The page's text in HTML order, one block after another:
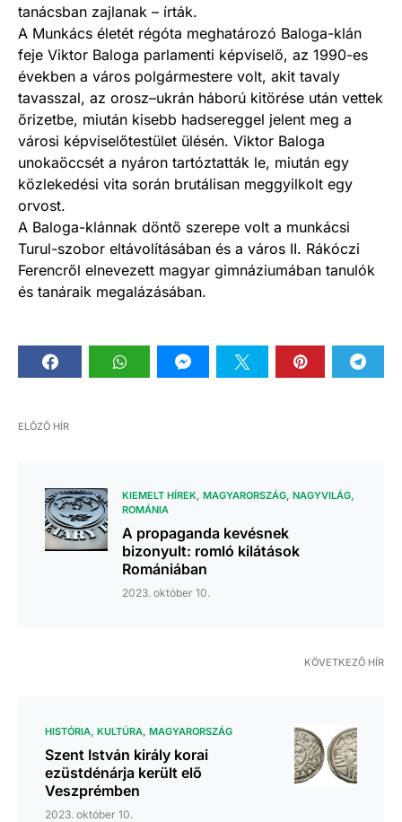
tanácsban zajlanak – írták.
A Munkács életét régóta meghatározó Baloga-klán
feje Viktor Baloga parlamenti képviselő, az 1990-es
években a város polgármestere volt, akit tavaly
tavasszal, az orosz–ukrán háború kitörése után vettek
őrizetbe, miután kisebb hadsereggel jelent meg a
városi képviselőtestület ülésén. Viktor Baloga
unokaöccsét a nyáron tartóztatták le, miután egy
közlekedési vita során brutálisan meggyilkolt egy
orvost.
A Baloga-klánnak döntő szerepe volt a munkácsi
Turul-szobor eltávolításában és a város II. Rákóczi
Ferencről elnevezett magyar gimnáziumában tanulók
és tanáraik megalázásában.
ELŐZŐ HÍR
KIEMELT HÍREK MAGYARORSZÁG NAGYVILÁG
ROMÁNIA
A propaganda kevésnek
bizonyult: romló kilátások
Romániában
2023. október 10.
KÖVETKEZŐ HÍR
HISTÓRIA KULTÚRA MAGYARORSZÁG
Szent István király korai
ezüstdénárja került elő
Veszprémben
2023. október 10.